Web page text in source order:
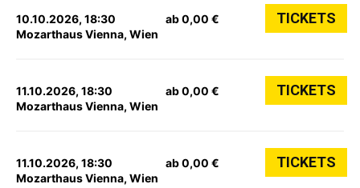
10.10.2026, 18:30
Mozarthaus Vienna, Wien
ab 0,00 € TICKETS
11.10.2026, 18:30
Mozarthaus Vienna, Wien
ab 0,00 € TICKETS
11.10.2026, 18:30
Mozarthaus Vienna, Wien
ab 0,00 € TICKETS